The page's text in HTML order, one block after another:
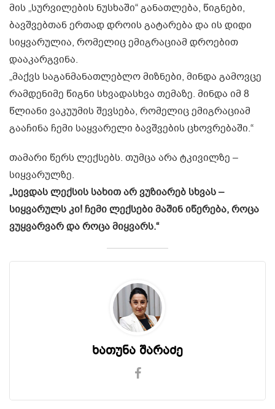
მის „სურვილების ნუსხაში“ განათლება, წიგნები,
ბავშვებთან ერთად დროის გატარება და ის დიდი
სიყვარულია, რომელიც ემიგრაციამ დროებით
დააკარგვინა.
„მაქვს საგანმანათლებლო მიზნები, მინდა გამოვცე
რამდენიმე წიგნი სხვადასხვა თემაზე. მინდა იმ 8
წლიანი ვაკუუმის შევსება, რომელიც ემიგრაციამ
გააჩინა ჩემი საყვარელი ბავშვების ცხოვრებაში.“
თამარი წერს ლექსებს. თუმცა არა ტკივილზე –
სიყვარულზე.
„სევდას ლექსის სახით არ ვუზიარებ სხვას –
სიყვარულს კი! ჩემი ლექსები მაშინ იწერება, როცა
ვუყვარვარ და როცა მიყვარს.“
ხათუნა შარაძე